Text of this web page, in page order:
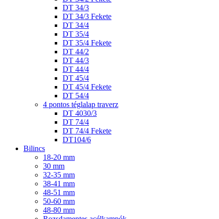
DT 34/3
DT 34/3 Fekete
DT 34/4
DT 35/4
DT 35/4 Fekete
DT 44/2
DT 44/3
DT 44/4
DT 45/4
DT 45/4 Fekete
DT 54/4
4 pontos téglalap traverz
DT 4030/3
DT 74/4
DT 74/4 Fekete
DT104/6
Bilincs
18-20 mm
30 mm
32-35 mm
38-41 mm
48-51 mm
50-60 mm
48-80 mm